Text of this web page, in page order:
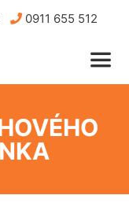
0911 655 512